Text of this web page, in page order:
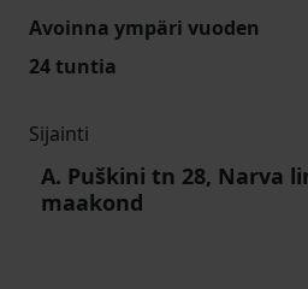
Avoinna ympäri vuoden
24 tuntia
Sijainti
A. Puškini tn 28, Narva
maakond